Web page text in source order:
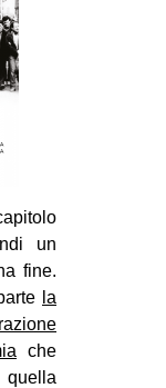
un
fine.
la
che
quella